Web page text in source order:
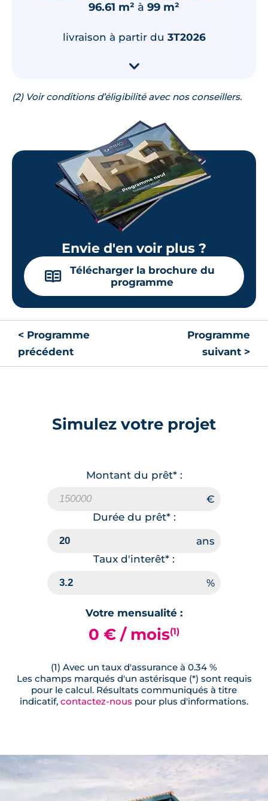
96.61 m² à 99 m²
livraison à partir du 3T2026
▾
(2) Voir conditions d’éligibilité avec nos conseillers.
Envie d'en voir plus ?
📖
Télécharger la brochure du
programme
< Programme
précédent
Programme
suivant >
Simulez votre projet
Montant du prêt* :
Durée du prêt* :
Taux d'interêt* :
Votre mensualité :
0 € / mois(1)
(1) Avec un taux d'assurance à 0.34 %
Les champs marqués d'un astérisque (*) sont requis
pour le calcul. Résultats communiqués à titre
indicatif, contactez-nous pour plus d'informations.